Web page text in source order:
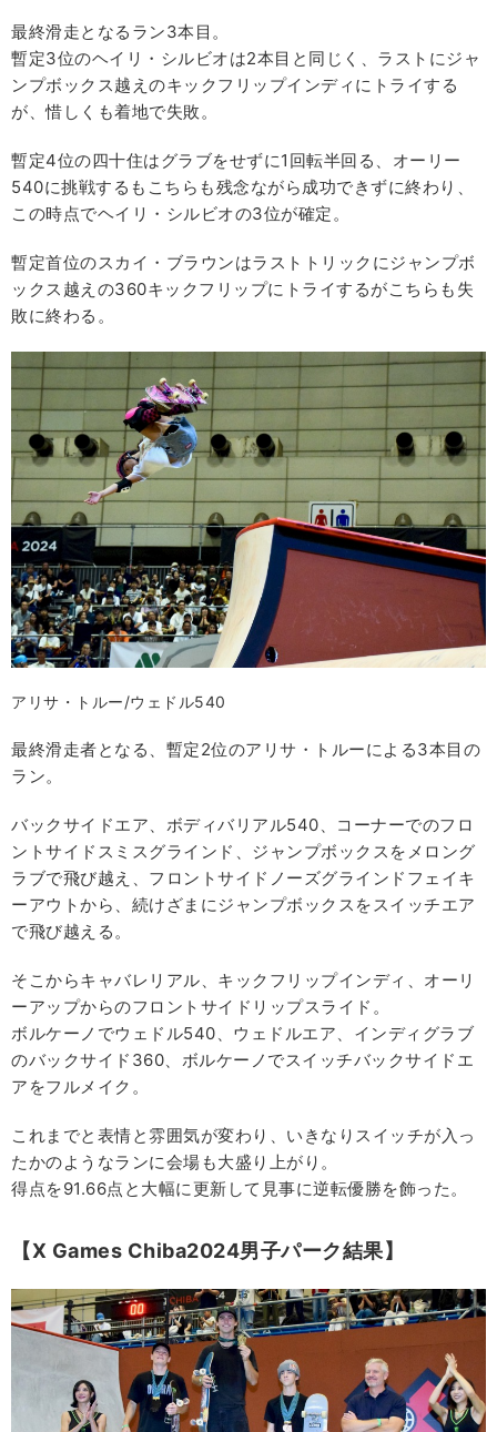
最終滑走となるラン3本目。
暫定3位のヘイリ・シルビオは2本目と同じく、ラストにジャ
ンプボックス越えのキックフリップインディにトライする
が、惜しくも着地で失敗。
暫定4位の四十住はグラブをせずに1回転半回る、オーリー
540に挑戦するもこちらも残念ながら成功できずに終わり、
この時点でヘイリ・シルビオの3位が確定。
暫定首位のスカイ・ブラウンはラストトリックにジャンプボ
ックス越えの360キックフリップにトライするがこちらも失
敗に終わる。
アリサ・トルー/ウェドル540
最終滑走者となる、暫定2位のアリサ・トルーによる3本目の
ラン。
バックサイドエア、ボディバリアル540、コーナーでのフロ
ントサイドスミスグラインド、ジャンプボックスをメロング
ラブで飛び越え、フロントサイドノーズグラインドフェイキ
ーアウトから、続けざまにジャンプボックスをスイッチエア
で飛び越える。
そこからキャバレリアル、キックフリップインディ、オーリ
ーアップからのフロントサイドリップスライド。
ボルケーノでウェドル540、ウェドルエア、インディグラブ
のバックサイド360、ボルケーノでスイッチバックサイドエ
アをフルメイク。
これまでと表情と雰囲気が変わり、いきなりスイッチが入っ
たかのようなランに会場も大盛り上がり。
得点を91.66点と大幅に更新して見事に逆転優勝を飾った。
【X Games Chiba2024男子パーク結果】